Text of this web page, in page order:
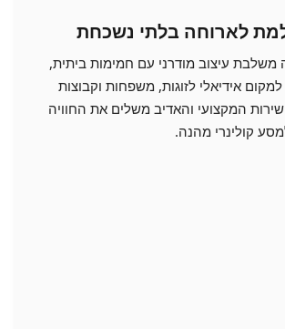
לארוחה בלתי נשכחת
משלבת עיצוב מודרני עם חמימות ביתית,
אידיאלי לזוגות, משפחות וקבוצות
המקצועי והאדיב משלים את החוויה
קולינרי מהנה.